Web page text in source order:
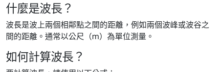
什麼是波長？
波長是波上兩個相鄰點之間的距離，例如兩個波峰或波谷之
間的距離。通常以公尺（m）為單位測量。
如何計算波長？